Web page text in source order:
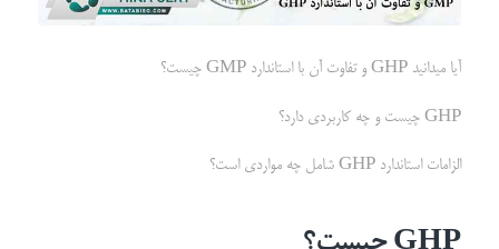
آیا میدانید GHP و تفاوت آن با استاندارد GMP چیست؟
GHP چیست و چه کاربردی دارد؟
الزامات استاندارد GHP شامل چه مواردی است؟